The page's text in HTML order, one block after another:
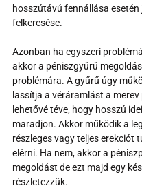
hosszútávú fennállása
felkeresése.
Azonban ha egyszeri
akkor a péniszgyűrű
problémára. A gyűrű úgy
lassítja a véráramlást a merev
lehetővé téve, hogy hosszú
maradjon. Akkor működik a
részleges vagy teljes erekciót
elérni. Ha nem, akkor a
megoldást de ezt majd egy
részletezzük.